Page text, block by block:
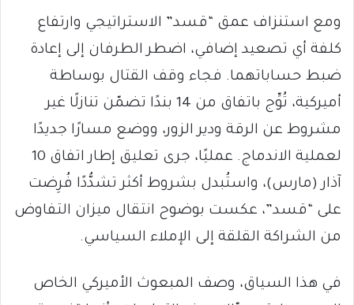
ومع استنزاف عمق “قسد” الاستراتيجي وارتفاع
كلفة أي تصعيد إضافي، اضطر الطرفان إلى إعادة
ضبط حساباتهما. فجاء وقف القتال بوساطة
أميركية، تُوِّج باتفاق من 14 بندًا تضمّن تنازلًا غير
مشروط عن الرقة ودير الزور، ووضع مسارًا جديدًا
لعملية الاندماج. عمليًا، جرى تعليق إطار اتفاق 10
آذار (مارس)، واستُبدل بشروط أكثر تشدُّدًا فُرِضت
على “قسد”، عكست بوضوح انتقال ميزان التفاوض
من الشراكة القلقة إلى الإملاء السياسي.
في هذا السياق، وصف المبعوث الأميركي الخاص